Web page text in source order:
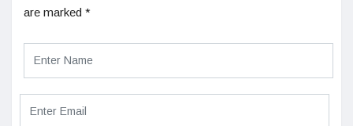
are marked *